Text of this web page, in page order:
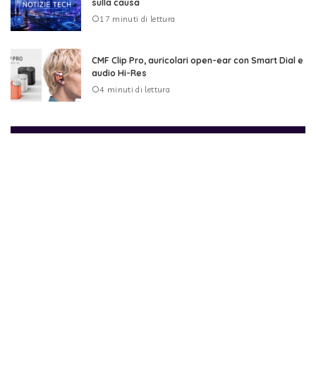
sulla causa
17 minuti di lettura
CMF Clip Pro, auricolari open-ear con Smart Dial e
audio Hi-Res
4 minuti di lettura